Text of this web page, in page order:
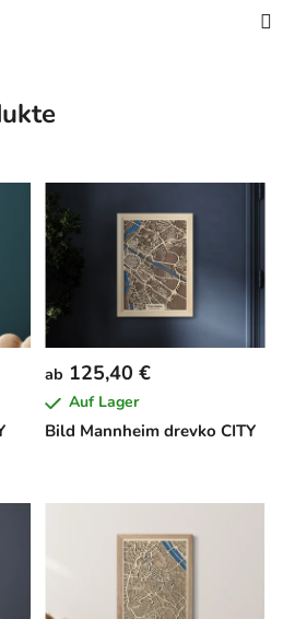
Bild Mannheim drevko CITY
ab 125,40 €
Auf Lager